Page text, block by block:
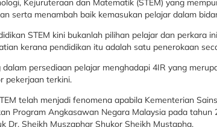
Kejuruteraan dan Matematik (STEM) yang
serta menambah baik kemasukan pelajar dalam
STEM kini bukanlah pilihan pelajar dan perkara
kerana pendidikan itu adalah satu penerokaan
persediaan pelajar menghadapi 4IR yang
pekerjaan terkini.
telah menjadi fenomena apabila Kementerian
Program Angkasawan Negara Malaysia pada
Dr. Sheikh Muszaphar Shukor Sheikh Mustapha.